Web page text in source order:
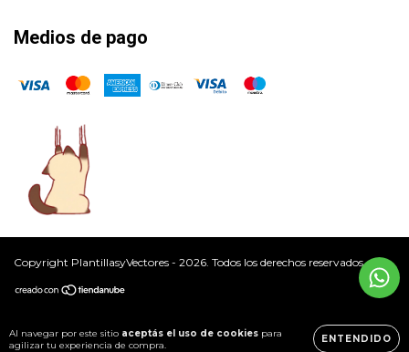
Al navegar por este sitio aceptás el uso de cookies para
agilizar tu experiencia de compra.
ENTENDIDO
Medios de pago
Copyright PlantillasyVectores - 2026. Todos los derechos reservados.